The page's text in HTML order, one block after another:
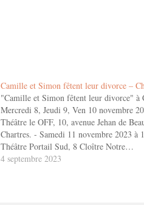
Camille et Simon fêtent leur divorce –
"Camille et Simon fêtent leur divorce" à
Mercredi 8, Jeudi 9, Ven 10 novembre
Théâtre le OFF, 10, avenue Jehan de
Chartres. - Samedi 11 novembre 2023 à
Théâtre Portail Sud, 8 Cloître Notre…
4 septembre 2023